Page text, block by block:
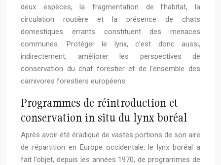
deux espèces, la fragmentation de l’habitat, la
circulation routière et la présence de chats
domestiques errants constituent des menaces
communes. Protéger le lynx, c’est donc aussi,
indirectement, améliorer les perspectives de
conservation du chat forestier et de l’ensemble des
carnivores forestiers européens.
Programmes de réintroduction et
conservation in situ du lynx boréal
Après avoir été éradiqué de vastes portions de son aire
de répartition en Europe occidentale, le lynx boréal a
fait l’objet, depuis les années 1970, de programmes de